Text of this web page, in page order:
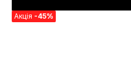
Акція -45%